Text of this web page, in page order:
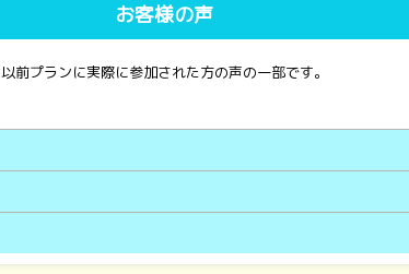
お客様の声
以前プランに実際に参加された方の声の一部です。